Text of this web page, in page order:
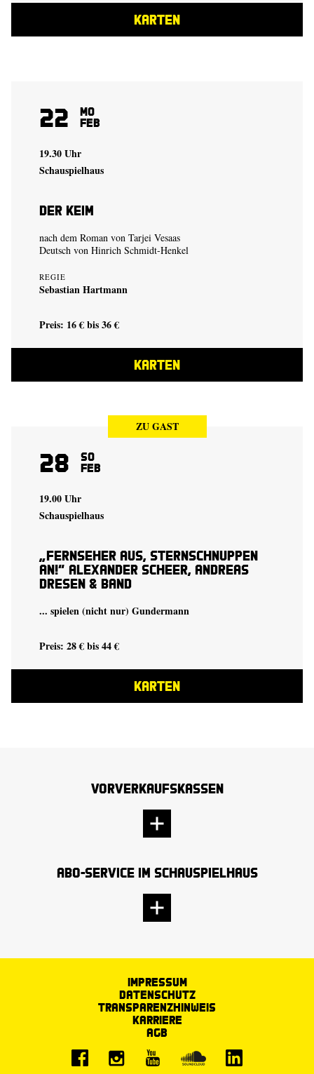
KARTEN
22 Mo
Feb
19.30 Uhr
Schauspielhaus
Der Keim
nach dem Roman von Tarjei Vesaas
Deutsch von Hinrich Schmidt-Henkel
REGIE
Sebastian Hartmann
Preis: 16 € bis 36 €
KARTEN
ZU GAST
28 So
Feb
19.00 Uhr
Schauspielhaus
„Fernseher aus, Stern­schnuppen
an!“ Alexander Scheer, Andreas
Dresen & Band
... spielen (nicht nur) Gundermann
Preis: 28 € bis 44 €
KARTEN
Vorverkaufskassen
Abo-Service im Schauspielhaus
Impressum
Datenschutz
Transparenzhinweis
Karriere
AGB